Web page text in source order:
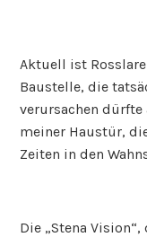
Aktuell ist
Baustelle, die
verursachen
meiner Haustür,
Zeiten in den
Die „Stena